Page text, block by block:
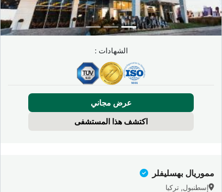
الشهادات :
عرض مجاني
اكتشف هذا المستشفى
مموريال بهسليفلر
إسطنبول, تركيا